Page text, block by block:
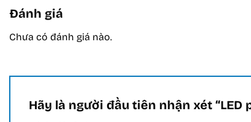
Đánh giá
Chưa có đánh giá nào.
Hãy là người đầu tiên nhận xét “LED